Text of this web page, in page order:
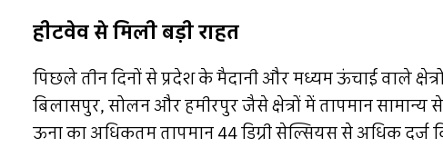
हीटवेव से मिली बड़ी राहत
पिछले तीन दिनों से प्रदेश के मैदानी और मध्यम ऊंचाई वाले
बिलासपुर, सोलन और हमीरपुर जैसे क्षेत्रों में तापमान
ऊना का अधिकतम तापमान 44 डिग्री सेल्सियस से अधिक